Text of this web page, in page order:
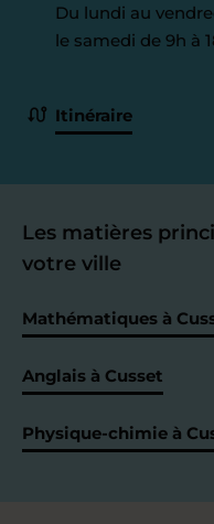
Du lundi au
le samedi de 9h à
Itinéraire
Les matières
votre ville
Mathématiques à
Anglais à Cusset
Physique-chimie à